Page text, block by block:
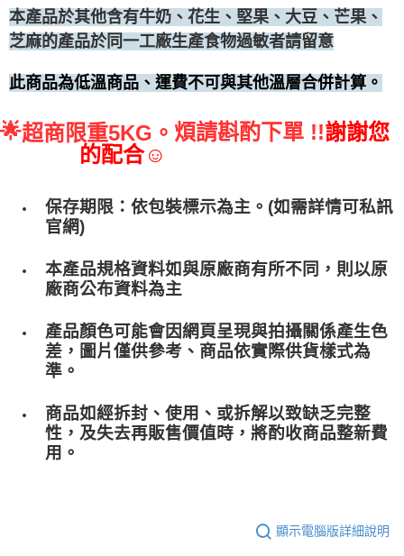
每筆NT$250
本產品於其他含有牛奶、花生、堅果、大豆、芒果、
芝麻的產品於同一工廠生產食物過敏者請留意
此商品為低溫商品、運費不可與其他溫層合併計算。
🌟超商限重5KG。 煩請斟酌下單 !!謝謝您
的配合☺
保存期限：依包裝標示為主。(如需詳情可私訊
官網)
本產品規格資料如與原廠商有所不同，則以原
廠商公布資料為主
產品顏色可能會因網頁呈現與拍攝關係產生色
差，圖片僅供參考、商品依實際供貨樣式為
準。
商品如經拆封、使用、或拆解以致缺乏完整
性，及失去再販售價值時，將酌收商品整﻿新費
用。
顯示電腦版詳細說明